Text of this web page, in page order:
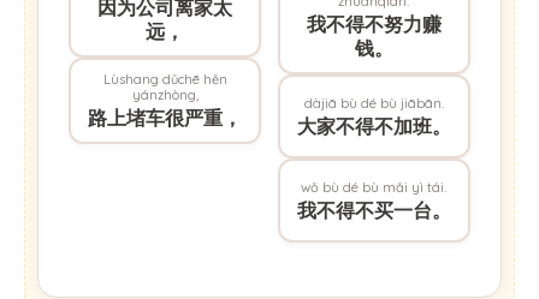
因为公司离家太
远，
Lùshang dǔchē hěn
yánzhòng,
路上堵车很严重，
我不得不努力赚
钱。
dàjiā bù dé bù jiābān.
大家不得不加班。
wǒ bù dé bù mǎi yì tái.
我不得不买一台。